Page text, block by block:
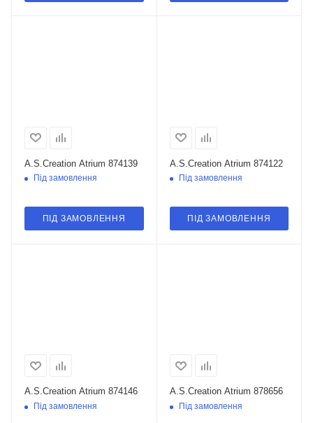
A.S.Creation Atrium 874139
Під замовлення
ПІД ЗАМОВЛЕННЯ
A.S.Creation Atrium 874122
Під замовлення
ПІД ЗАМОВЛЕННЯ
A.S.Creation Atrium 874146
Під замовлення
A.S.Creation Atrium 878656
Під замовлення